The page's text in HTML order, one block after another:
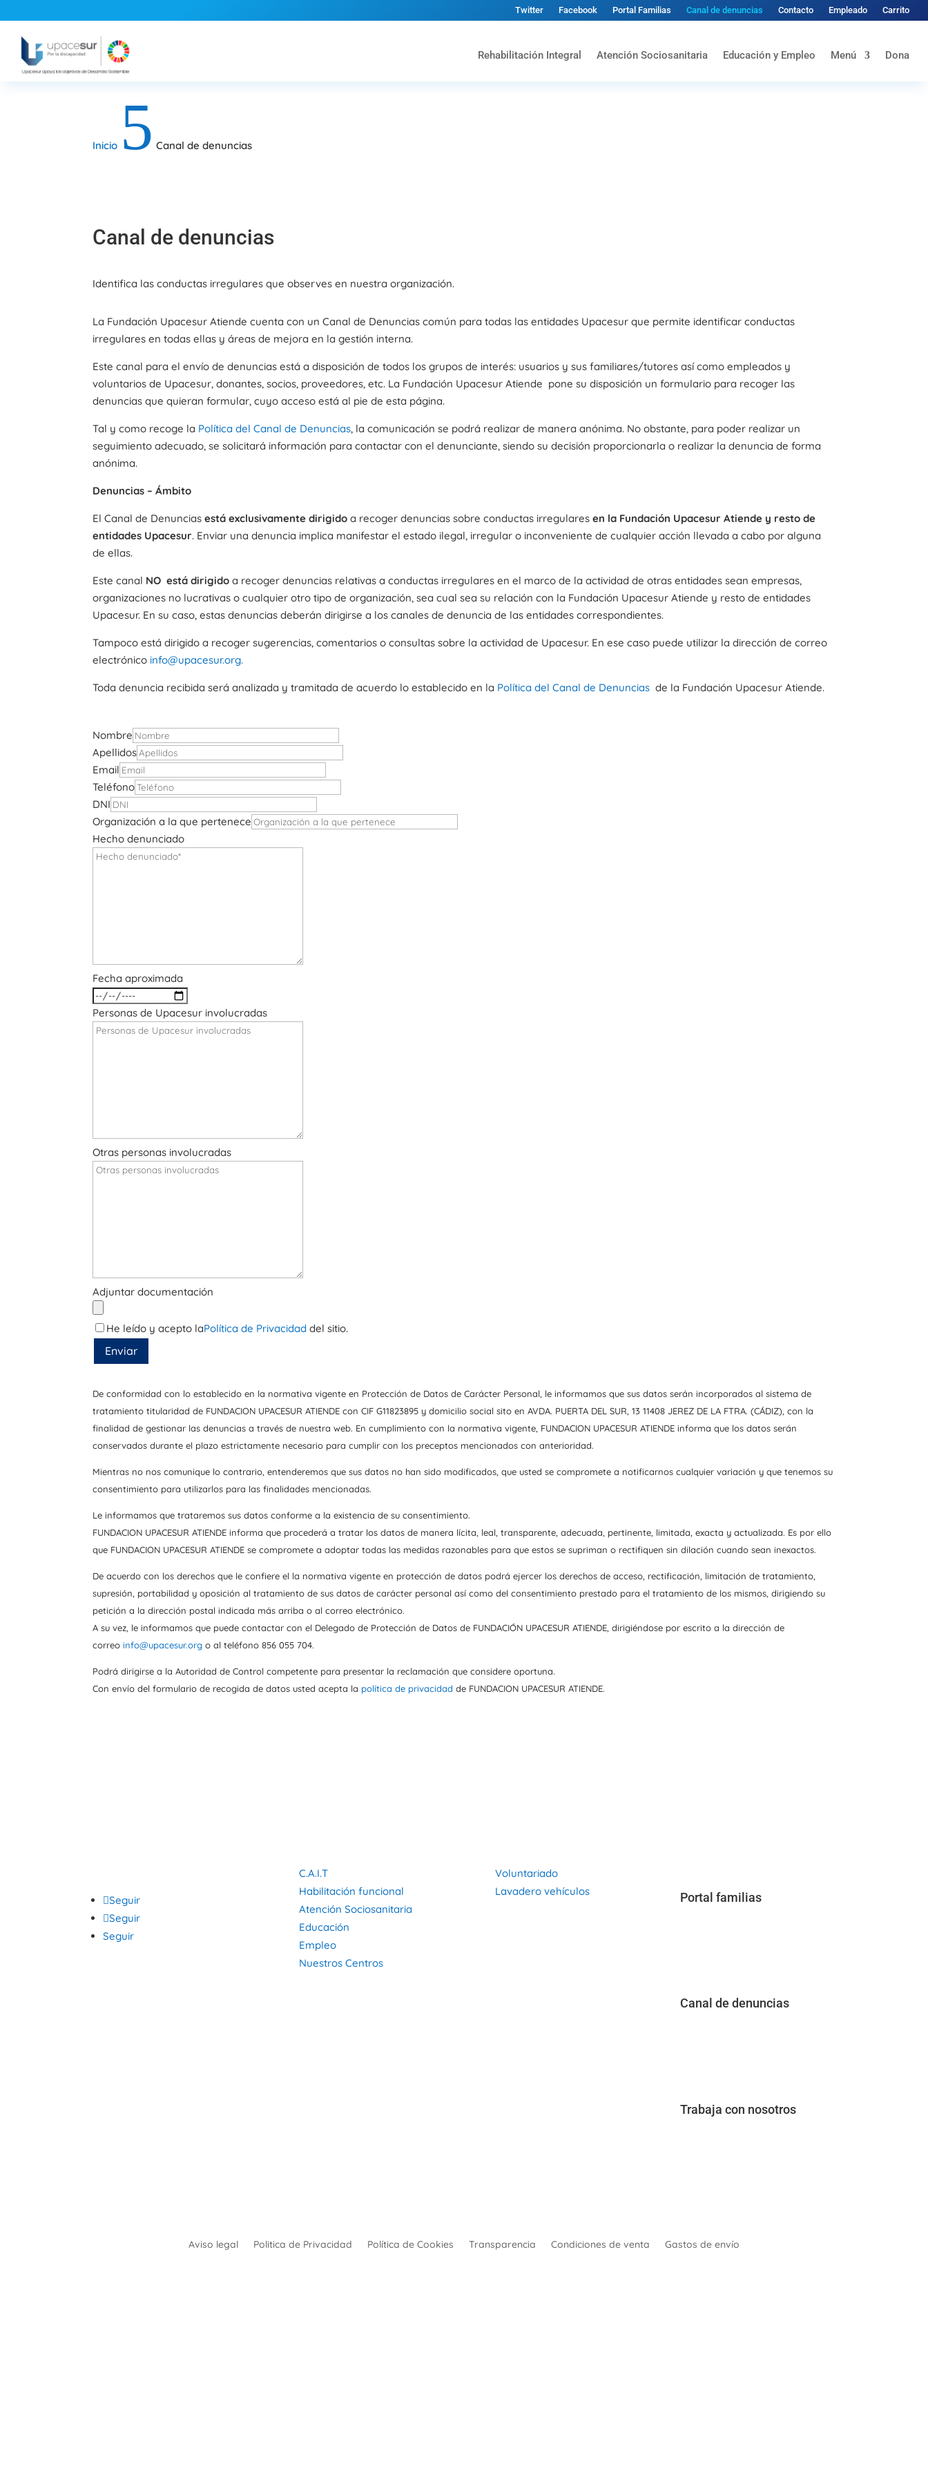
Twitter Facebook Portal Familias Canal de denuncias Contacto Empleado Carrito
Rehabilitación Integral Atención Sociosanitaria Educación y Empleo Menú Dona
Inicio 5 Canal de denuncias
Canal de denuncias
Identifica las conductas irregulares que observes en nuestra organización.
La Fundación Upacesur Atiende cuenta con un Canal de Denuncias común para todas las entidades Upacesur que permite identificar conductas
irregulares en todas ellas y áreas de mejora en la gestión interna.
Este canal para el envío de denuncias está a disposición de todos los grupos de interés: usuarios y sus familiares/tutores así como empleados y
voluntarios de Upacesur, donantes, socios, proveedores, etc. La Fundación Upacesur Atiende pone su disposición un formulario para recoger las
denuncias que quieran formular, cuyo acceso está al pie de esta página.
Tal y como recoge la Política del Canal de Denuncias, la comunicación se podrá realizar de manera anónima. No obstante, para poder realizar un
seguimiento adecuado, se solicitará información para contactar con el denunciante, siendo su decisión proporcionarla o realizar la denuncia de forma
anónima.
Denuncias – Ámbito
El Canal de Denunciasestá exclusivamente dirigido a recoger denuncias sobre conductas irregularesen la Fundación Upacesur Atiende y resto de
entidades Upacesur. Enviar una denuncia implica manifestar el estado ilegal, irregular o inconveniente de cualquier acción llevada a cabo por alguna
de ellas.
Este canal NO está dirigido a recoger denuncias relativas a conductas irregulares en el marco de la actividad de otras entidades sean empresas,
organizaciones no lucrativas o cualquier otro tipo de organización, sea cual sea su relación con la Fundación Upacesur Atiende y resto de entidades
Upacesur. En su caso, estas denuncias deberán dirigirse a los canales de denuncia de las entidades correspondientes.
Tampoco está dirigido a recoger sugerencias, comentarios o consultas sobre la actividad de Upacesur. En ese caso puede utilizar la dirección de correo
electrónico info@upacesur.org.
Toda denuncia recibida será analizada y tramitada de acuerdo lo establecido en la Política del Canal de Denuncias de la Fundación Upacesur Atiende.
Nombre
Apellidos
Email
Teléfono
DNI
Organización a la que pertenece
Hecho denunciado
Fecha aproximada
Personas de Upacesur involucradas
Otras personas involucradas
Adjuntar documentación
He leído y acepto laPolítica de Privacidad del sitio.
Enviar
De conformidad con lo establecido en la normativa vigente en Protección de Datos de Carácter Personal, le informamos que sus datos serán incorporados al sistema de
tratamiento titularidad de FUNDACION UPACESUR ATIENDE con CIF G11823895 y domicilio social sito en AVDA. PUERTA DEL SUR, 13 11408 JEREZ DE LA FTRA. (CÁDIZ), con la
finalidad de gestionar las denuncias a través de nuestra web. En cumplimiento con la normativa vigente, FUNDACION UPACESUR ATIENDE informa que los datos serán
conservados durante el plazo estrictamente necesario para cumplir con los preceptos mencionados con anterioridad.
Mientras no nos comunique lo contrario, entenderemos que sus datos no han sido modificados, que usted se compromete a notificarnos cualquier variación y que tenemos su
consentimiento para utilizarlos para las finalidades mencionadas.
Le informamos que trataremos sus datos conforme a la existencia de su consentimiento.
FUNDACION UPACESUR ATIENDE informa que procederá a tratar los datos de manera lícita, leal, transparente, adecuada, pertinente, limitada, exacta y actualizada. Es por ello
que FUNDACION UPACESUR ATIENDE se compromete a adoptar todas las medidas razonables para que estos se supriman o rectifiquen sin dilación cuando sean inexactos.
De acuerdo con los derechos que le confiere el la normativa vigente en protección de datos podrá ejercer los derechos de acceso, rectificación, limitación de tratamiento,
supresión, portabilidad y oposición al tratamiento de sus datos de carácter personal así como del consentimiento prestado para el tratamiento de los mismos, dirigiendo su
petición a la dirección postal indicada más arriba o al correo electrónico.
A su vez, le informamos que puede contactar con el Delegado de Protección de Datos de FUNDACIÓN UPACESUR ATIENDE, dirigiéndose por escrito a la dirección de
correoinfo@upacesur.org o al teléfono 856 055 704.
Podrá dirigirse a la Autoridad de Control competente para presentar la reclamación que considere oportuna.
Con envío del formulario de recogida de datos usted acepta la política de privacidad de FUNDACION UPACESUR ATIENDE.
Seguir
Seguir
Seguir
C.A.I.T
Habilitación funcional
Atención Sociosanitaria
Educación
Empleo
Nuestros Centros
Voluntariado
Lavadero vehículos
Portal familias
Canal de denuncias
Trabaja con nosotros
Aviso legal Politica de Privacidad Política de Cookies Transparencia Condiciones de venta Gastos de envío